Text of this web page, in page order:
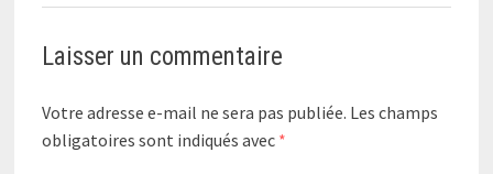
Laisser un commentaire
Votre adresse e-mail ne sera pas publiée. Les champs
obligatoires sont indiqués avec *